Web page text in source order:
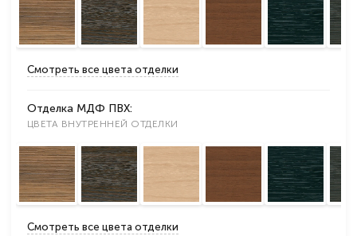
Смотреть все цвета отделки
Отделка МДФ ПВХ:
ЦВЕТА ВНУТРЕННЕЙ ОТДЕЛКИ
Смотреть все цвета отделки